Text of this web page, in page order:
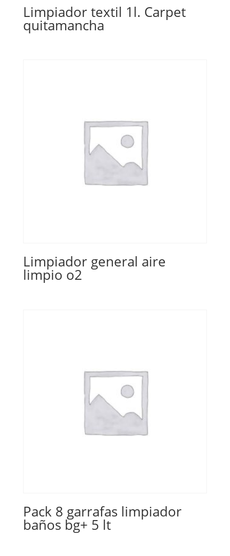
Limpiador textil 1l. Carpet
quitamancha
Limpiador general aire
limpio o2
Pack 8 garrafas limpiador
baños bg+ 5 lt